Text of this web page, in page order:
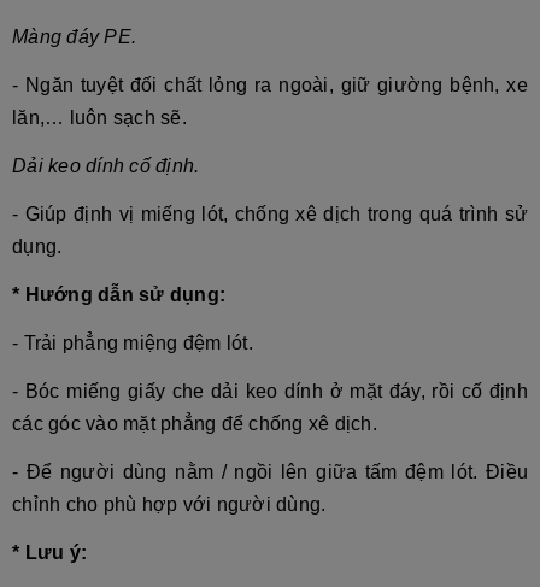
Màng đáy PE.
- Ngăn tuyệt đối chất lỏng ra ngoài, giữ giường bệnh, xe
lăn,… luôn sạch sẽ.
Dải keo dính cố định.
- Giúp định vị miếng lót, chống xê dịch trong quá trình sử
dụng.
* Hướng dẫn sử dụng:
- Trải phẳng miệng đệm lót.
- Bóc miếng giấy che dải keo dính ở mặt đáy, rồi cố định
các góc vào mặt phẳng để chống xê dịch.
- Để người dùng nằm / ngồi lên giữa tấm đệm lót. Điều
chỉnh cho phù hợp với người dùng.
* Lưu ý: